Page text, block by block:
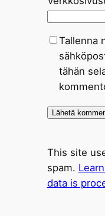
Tallenna
tähän
This site
spam.
data is